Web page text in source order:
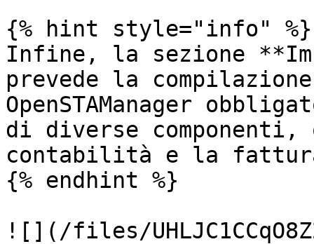
{% hint style="info" %}
Infine, la sezione
prevede la
OpenSTAManager
di diverse
contabilità e la
{% endhint %}
![](/files/